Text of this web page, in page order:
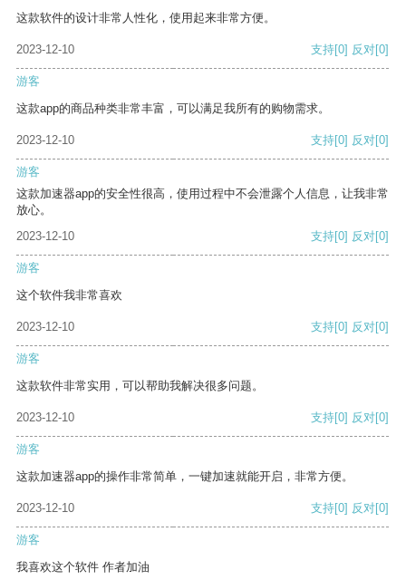
这款软件的设计非常人性化，使用起来非常方便。
2023-12-10 支持[0] 反对[0]
游客
这款app的商品种类非常丰富，可以满足我所有的购物需求。
2023-12-10 支持[0] 反对[0]
游客
这款加速器app的安全性很高，使用过程中不会泄露个人信息，让我非常
放心。
2023-12-10
支持[0] 反对[0]
游客
这个软件我非常喜欢
2023-12-10 支持[0] 反对[0]
游客
这款软件非常实用，可以帮助我解决很多问题。
2023-12-10 支持[0] 反对[0]
游客
这款加速器app的操作非常简单，一键加速就能开启，非常方便。
2023-12-10 支持[0] 反对[0]
游客
我喜欢这个软件 作者加油